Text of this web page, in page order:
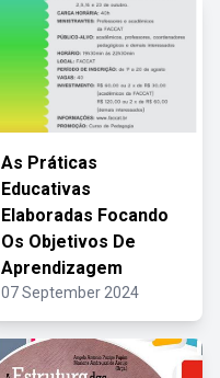
As Práticas
Educativas
Elaboradas Focando
Os Objetivos De
Aprendizagem
07 September 2024